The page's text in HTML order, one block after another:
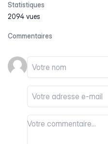
Statistiques
2094 vues
Commentaires
Votre nom
Votre email
Votre commentaire
Votre commentaire